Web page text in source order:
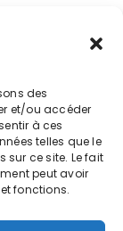
des
et/ou accéder
à ces
telles que le
sur ce site. Le fait
peut avoir
fonctions.
et,
in purus
lectus.
ipsum
Integer
dapibus